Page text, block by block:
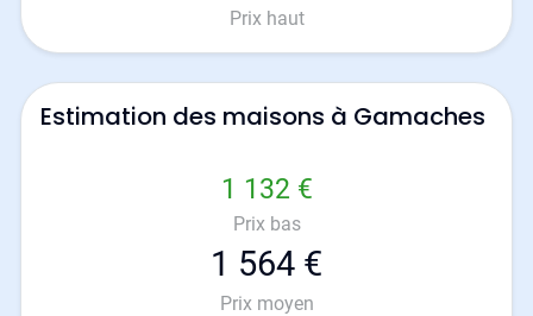
Prix haut
Estimation des maisons à Gamaches
1 132 €
Prix bas
1 564 €
Prix moyen